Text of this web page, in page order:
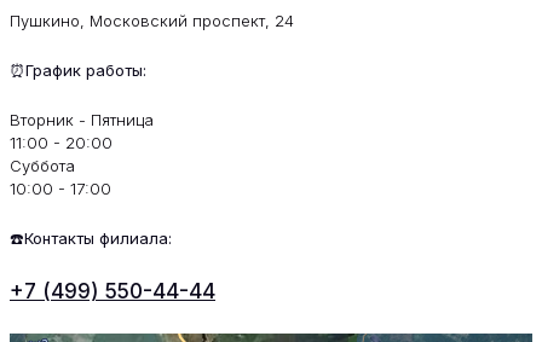
Пушкино, Московский проспект, 24
⏰График работы:
Вторник - Пятница
11:00 - 20:00
Суббота
10:00 - 17:00
☎️Контакты филиала:
+7 (499) 550-44-44